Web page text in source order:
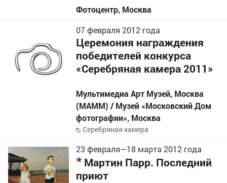
Фотоцентр, Москва
07февраля 2012 года
Церемония награждения
победителей конкурса
«Серебряная камера 2011»
Мультимедиа Арт Музей, Москва
(МАММ) / Музей «Московский Дом
фотографии», Москва
Серебряная камера
23 февраля—18 марта 2012 года
Мартин Парр. Последний
приют